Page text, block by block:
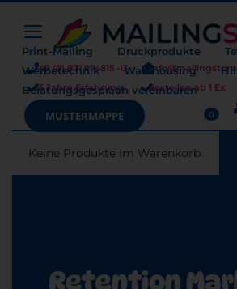
+49 (0) 871 974815 -13
25 Jahre Erfahrung
Bestellen ab 1 Ex.
Warenkorb 0
Keine Produkte im Warenkorb.
Print-Mailing Druckprodukte
Werbetechnik
Warehousing
Beratungsgespräch vereinbaren
MUSTERMAPPE